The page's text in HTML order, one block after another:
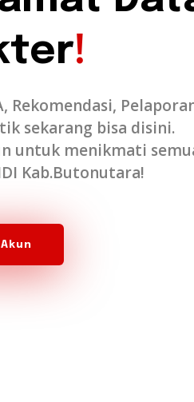
!
Rekomendasi,
sekarang bisa disini.
untuk menikmati
Kab.Butonutara!